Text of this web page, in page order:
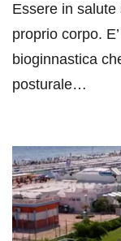
Essere in salute
proprio corpo.
bioginnastica
posturale…